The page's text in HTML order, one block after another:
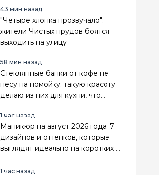
43 мин назад
"Четыре хлопка прозвучало":
жители Чистых прудов боятся
выходить на улицу
58 мин назад
Стеклянные банки от кофе не
несу на помойку: такую красоту
делаю из них для кухни, что
1 час назад
Маникюр на август 2026 года: 7
дизайнов и оттенков, которые
выглядят идеально на коротких и
1 час назад